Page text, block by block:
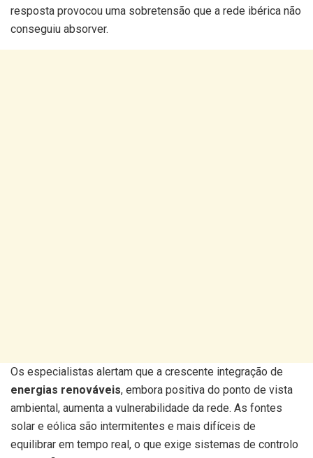
resposta provocou uma sobretensão que a rede ibérica não
conseguiu absorver.
Os especialistas alertam que a crescente integração de
energias renováveis, embora positiva do ponto de vista
ambiental, aumenta a vulnerabilidade da rede. As fontes
solar e eólica são intermitentes e mais difíceis de
equilibrar em tempo real, o que exige sistemas de controlo